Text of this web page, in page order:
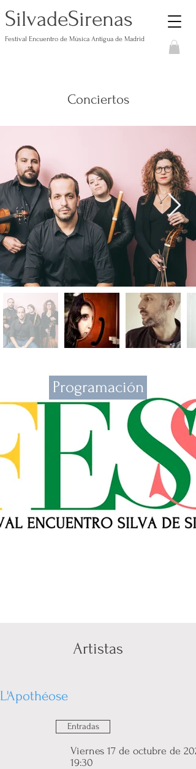
SilvadeSirenas
Festival Encuentro de Música Antigua de Madrid
Conciertos
Programación
Artistas
L'Apothéose
Entradas
Viernes 17 de octubre de
19:30